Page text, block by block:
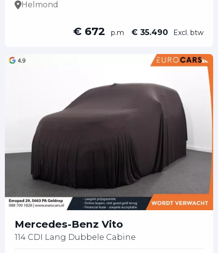
Helmond
€ 672 p.m € 35.490 Excl. btw
Mercedes-Benz Vito
114 CDI Lang Dubbele Cabine